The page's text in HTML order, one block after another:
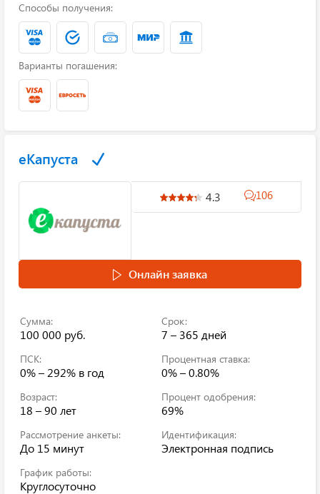
Способы получения:
Варианты погашения:
еКапуста
4.3 106
Онлайн заявка
Сумма:
100 000 руб.
Срок:
7 – 365 дней
ПСК:
0% – 292% в год
Процентная ставка:
0% – 0.80%
Возраст:
18 – 90 лет
Процент одобрения:
69%
Рассмотрение анкеты:
До 15 минут
Идентификация:
Электронная подпись
График работы:
Круглосуточно